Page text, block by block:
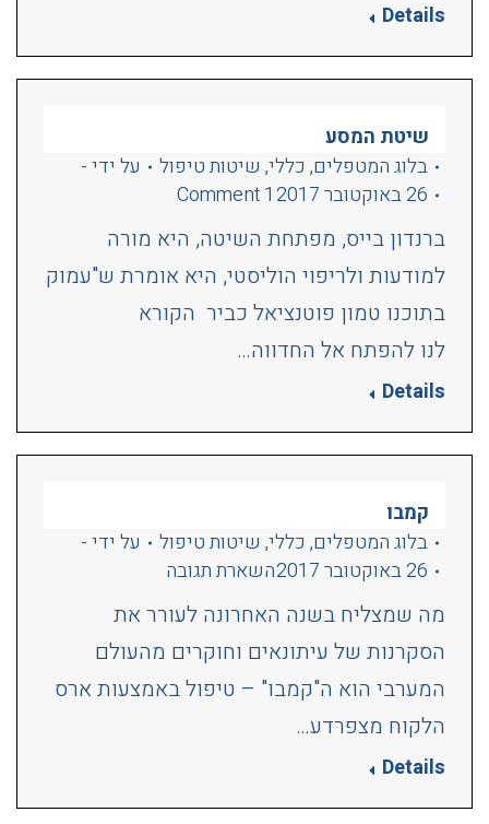
Details
שיטת המסע
בלוג המטפלים, כללי, שיטות טיפול על ידי-
26 באוקטובר 2017
1 Comment
ברנדון בייס, מפתחת השיטה, היא מורה
למודעות ולריפוי הוליסטי, היא אומרת ש"עמוק
בתוכנו טמון פוטנציאל כביר הקורא
לנו להפתח אל החדווה…
Details
קמבו
בלוג המטפלים, כללי, שיטות טיפול על ידי-
26 באוקטובר 2017
השארת תגובה
מה שמצליח בשנה האחרונה לעורר את
הסקרנות של עיתונאים וחוקרים מהעולם
המערבי הוא ה"קמבו" – טיפול באמצעות ארס
הלקוח מצפרדע…
Details